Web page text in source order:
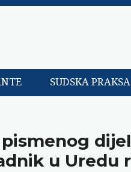
SUDSKA PRAKSA
u Uredu